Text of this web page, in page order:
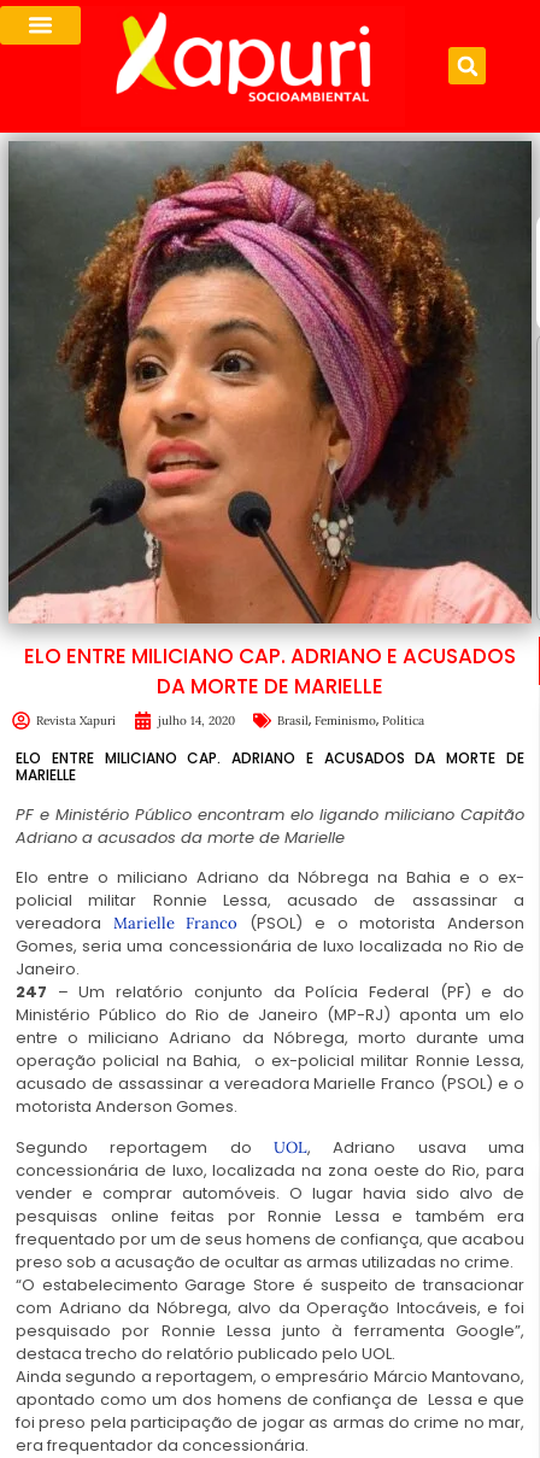
ELO ENTRE MILICIANO CAP. ADRIANO E ACUSADOS
DA MORTE DE MARIELLE
Revista Xapuri julho 14, 2020 Brasil, Feminismo, Política
ELO ENTRE MILICIANO CAP. ADRIANO E ACUSADOS DA MORTE DE
MARIELLE
PF e Ministério Público encontram elo ligando miliciano Capitão
Adriano a acusados da morte de Marielle
Elo entre o miliciano Adriano da Nóbrega na Bahia e o ex-
policial militar Ronnie Lessa, acusado de assassinar a
vereadora Marielle Franco
(PSOL) e o motorista Anderson
Gomes, seria uma concessionária de luxo localizada no Rio de
Janeiro.
247 – Um relatório conjunto da Polícia Federal (PF) e do
Ministério Público do Rio de Janeiro (MP-RJ) aponta um elo
entre o miliciano Adriano da Nóbrega, morto durante uma
operação policial na Bahia, o ex-policial militar Ronnie Lessa,
acusado de assassinar a vereadora Marielle Franco (PSOL) e o
motorista Anderson Gomes.
Segundo reportagem do UOL, Adriano usava uma
concessionária de luxo, localizada na zona oeste do Rio, para
vender e comprar automóveis. O lugar havia sido alvo de
pesquisas online feitas por Ronnie Lessa e também era
frequentado por um de seus homens de confiança, que acabou
preso sob a acusação de ocultar as armas utilizadas no crime.
“O estabelecimento Garage Store é suspeito de transacionar
com Adriano da Nóbrega, alvo da Operação Intocáveis, e foi
pesquisado por Ronnie Lessa junto à ferramenta Google”,
destaca trecho do relatório publicado pelo UOL.
Ainda segundo a reportagem, o empresário Márcio Mantovano,
apontado como um dos homens de confiança de Lessa e que
foi preso pela participação de jogar as armas do crime no mar,
era frequentador da concessionária.